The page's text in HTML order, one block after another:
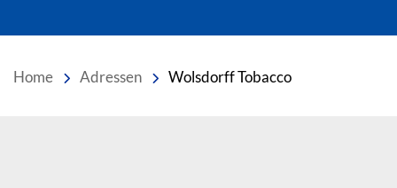
Home Adressen Wolsdorff Tobacco